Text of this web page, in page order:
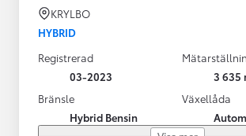
KRYLBO
HYBRID
Registrerad
03-2023
3 635
Bränsle
Hybrid Bensin
Växellåda